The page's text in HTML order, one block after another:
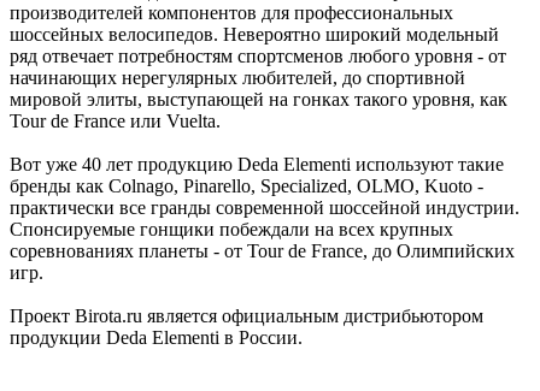
производителей компонентов для профессиональных
шоссейных велосипедов. Невероятно широкий модельный
ряд отвечает потребностям спортсменов любого уровня - от
начинающих нерегулярных любителей, до спортивной
мировой элиты, выступающей на гонках такого уровня, как
Tour de France или Vuelta.
Вот уже 40 лет продукцию Deda Elementi используют такие
бренды как Colnago, Pinarello, Specialized, OLMO, Kuoto -
практически все гранды современной шоссейной индустрии.
Спонсируемые гонщики побеждали на всех крупных
соревнованиях планеты - от Tour de France, до Олимпийских
игр.
Проект Birota.ru является официальным дистрибьютором
продукции Deda Elementi в России.